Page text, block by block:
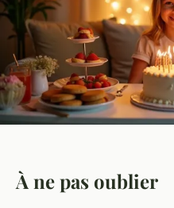
À ne pas oublier